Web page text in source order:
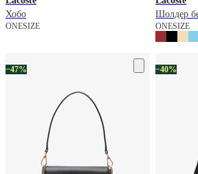
Хобо
ONESIZE
Шолдер
ONESIZE
−47% −40%